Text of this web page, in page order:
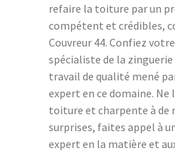
refaire la toiture par un
compétent et crédibles,
Couvreur 44. Confiez
spécialiste de la
travail de qualité mené
expert en ce domaine. Ne
toiture et charpente à de
surprises, faites appel à
expert en la matière et